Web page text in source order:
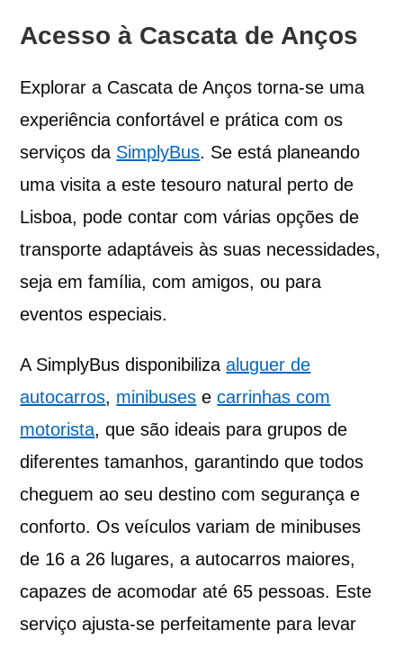
Acesso à Cascata de Anços
Explorar a Cascata de Anços torna-se uma
experiência confortável e prática com os
serviços da SimplyBus. Se está planeando
uma visita a este tesouro natural perto de
Lisboa, pode contar com várias opções de
transporte adaptáveis às suas necessidades,
seja em família, com amigos, ou para
eventos especiais.
A SimplyBus disponibilizaaluguer de
autocarros, minibuses ecarrinhas com
motorista, que são ideais para grupos de
diferentes tamanhos, garantindo que todos
cheguem ao seu destino com segurança e
conforto. Os veículos variam de minibuses
de 16 a 26 lugares, a autocarros maiores,
capazes de acomodar até 65 pessoas. Este
serviço ajusta-se perfeitamente para levar